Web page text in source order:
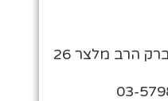
הרב מלצר 26